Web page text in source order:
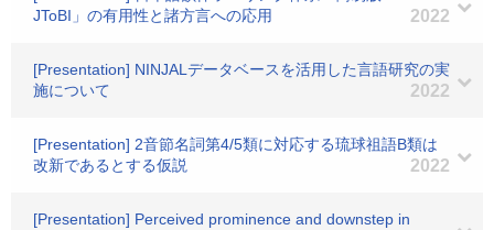
JToBI」の有用性と諸方言への応用
2022
[Presentation] NINJALデータベースを活用した言語研究の実
施について
2022
[Presentation] 2音節名詞第4/5類に対応する琉球祖語B類は
改新であるとする仮説
2022
[Presentation] Perceived prominence and downstep in